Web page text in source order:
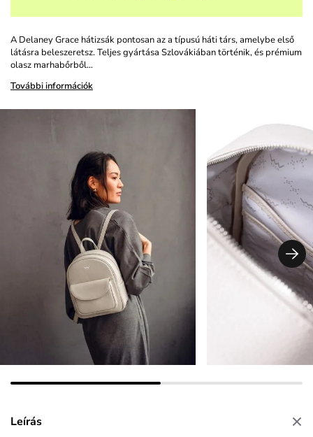
A Delaney Grace hátizsák pontosan az a típusú háti társ, amelybe első
látásra beleszeretsz. Teljes gyártása Szlovákiában történik, és prémium
olasz marhabőrből…
További információk
Leírás